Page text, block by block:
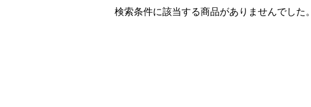
検索条件に該当する商品がありませんでした。